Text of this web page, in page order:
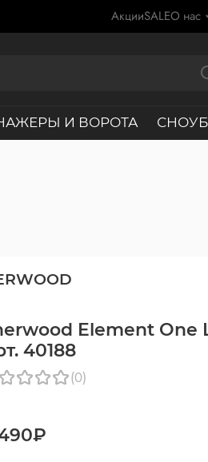
АкцииSALEО нас
И ВОРОТА
Element One
40188
(0)